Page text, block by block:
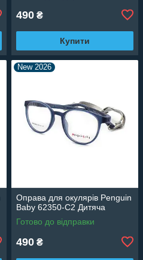
490 ₴
Купити
New 2026
Оправа для окулярів Penguin
Baby 62350-C2 Дитяча
Готово до відправки
490 ₴